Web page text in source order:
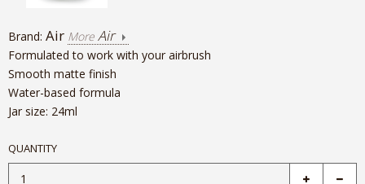
Brand: Air More Air
Formulated to work with your airbrush
Smooth matte finish
Water-based formula
Jar size: 24ml
QUANTITY